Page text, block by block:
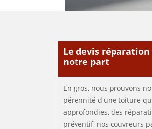
Le devis
notre part
En gros, nous prouvons
pérennité d'une toiture
approfondies, des
préventif, nos couvreurs